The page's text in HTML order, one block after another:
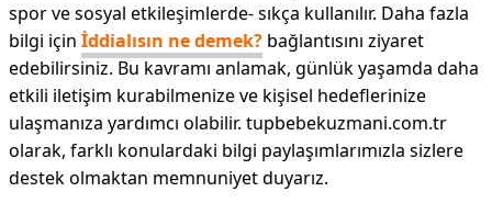
spor ve sosyal etkileşimlerde- sıkça kullanılır. Daha fazla
bilgi için İddialısın ne demek? bağlantısını ziyaret
edebilirsiniz. Bu kavramı anlamak, günlük yaşamda daha
etkili iletişim kurabilmenize ve kişisel hedeflerinize
ulaşmanıza yardımcı olabilir. tupbebekuzmani.com.tr
olarak, farklı konulardaki bilgi paylaşımlarımızla sizlere
destek olmaktan memnuniyet duyarız.